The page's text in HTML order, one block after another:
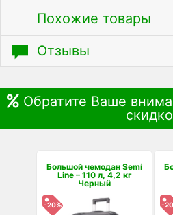
Похожие товары
Отзывы
Обратите Ваше
Большой чемодан Semi
Line – 110 л, 4,2 кг
Черный
-20% -